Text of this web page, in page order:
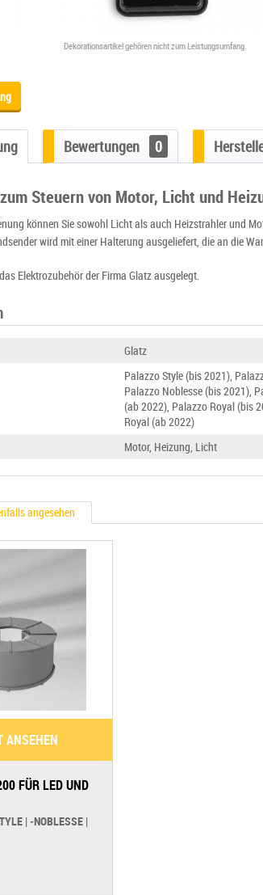
Dekorationsartikel gehören nicht zum Leistungsumfang
Bewertungen 0
Steuern von Motor, Licht und
können Sie sowohl Licht als auch Heizstrahler und
wird mit einer Halterung ausgeliefert, die an die
Elektrozubehör der Firma Glatz ausgelegt.
Glatz
Palazzo Style (bis 2021),
Palazzo Noblesse (bis 2021),
(ab 2022), Palazzo Royal (bis
Royal (ab 2022)
Motor, Heizung, Licht
angesehen
ANSEHEN
FÜR LED UND
| ‑NOBLESSE |